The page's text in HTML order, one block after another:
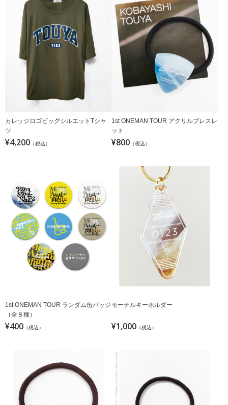
カレッジロゴビッグシルエットTシャ
ツ
¥4,200 （税込）
1st ONEMAN TOUR アクリルブレスレ
ット
¥800 （税込）
1st ONEMAN TOUR ランダム缶バッジ
（全８種）
¥400 （税込）
モーテルキーホルダー
¥1,000 （税込）